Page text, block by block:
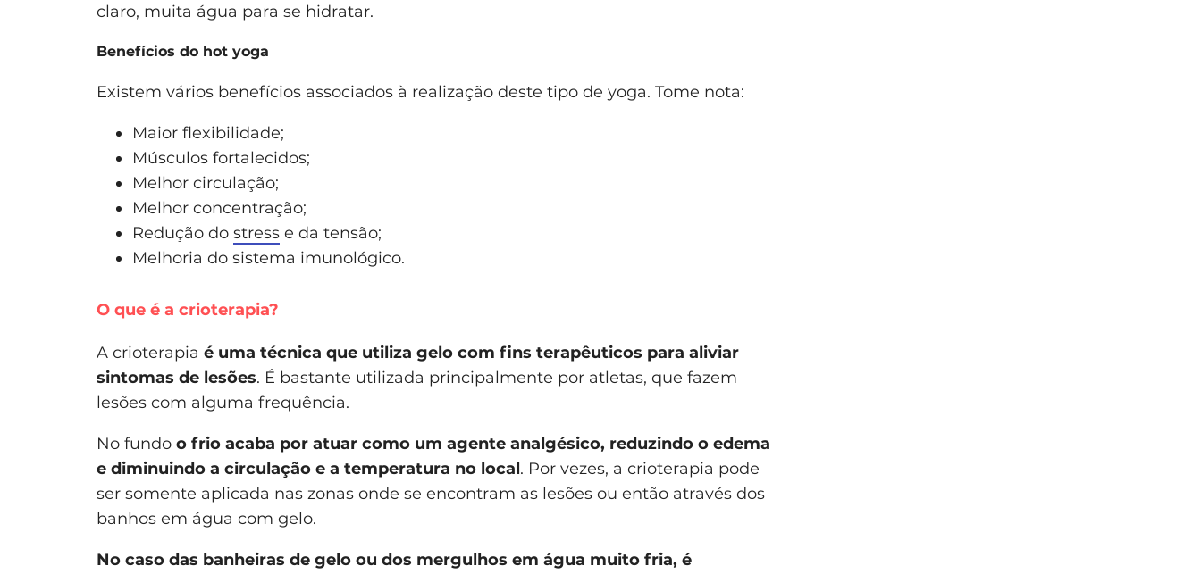
claro, muita água para se hidratar.
Benefícios do hot yoga
Existem vários benefícios associados à realização deste tipo de yoga. Tome nota:
Maior flexibilidade;
Músculos fortalecidos;
Melhor circulação;
Melhor concentração;
Redução do stress e da tensão;
Melhoria do sistema imunológico.
O que é a crioterapia?
A crioterapia é uma técnica que utiliza gelo com fins terapêuticos para aliviar
sintomas de lesões. É bastante utilizada principalmente por atletas, que fazem
lesões com alguma frequência.
No fundo o frio acaba por atuar como um agente analgésico, reduzindo o edema
e diminuindo a circulação e a temperatura no local. Por vezes, a crioterapia pode
ser somente aplicada nas zonas onde se encontram as lesões ou então através dos
banhos em água com gelo.
No caso das banheiras de gelo ou dos mergulhos em água muito fria, é